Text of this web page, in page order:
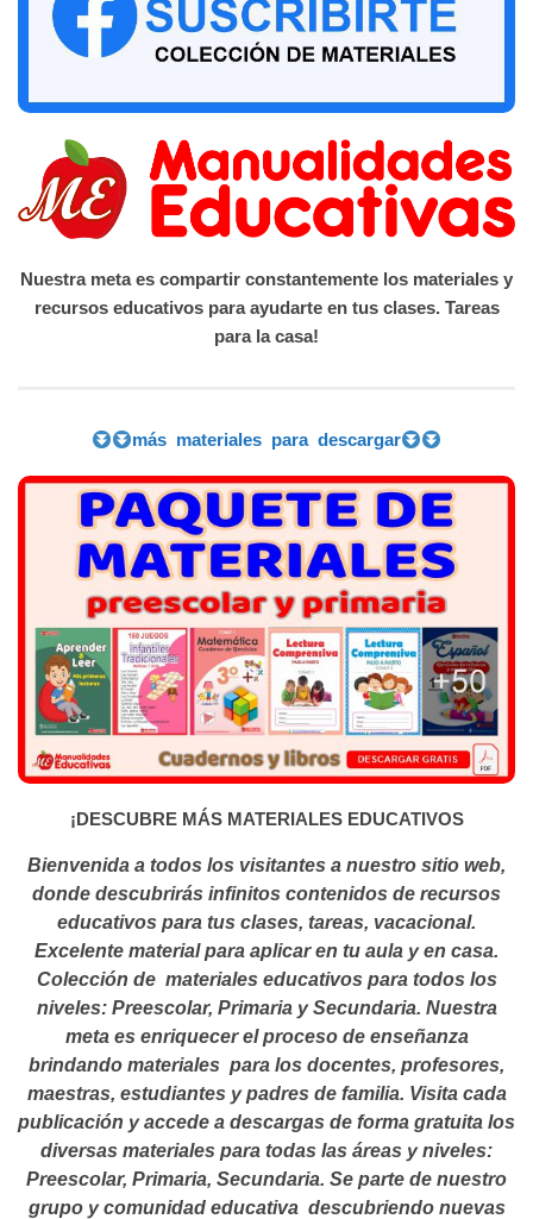
Nuestra meta es compartir constantemente los materiales y
recursos educativos para ayudarte en tus clases. Tareas
para la casa!
más materiales para descargar
¡DESCUBRE MÁS MATERIALES EDUCATIVOS
Bienvenida a todos los visitantes a nuestro sitio web,
donde descubrirás infinitos contenidos de recursos
educativos para tus clases, tareas, vacacional.
Excelente material para aplicar en tu aula y en casa.
Colección de materiales educativos para todos los
niveles: Preescolar, Primaria y Secundaria. Nuestra
meta es enriquecer el proceso de enseñanza
brindando materiales para los docentes, profesores,
maestras, estudiantes y padres de familia. Visita cada
publicación y accede a descargas de forma gratuita los
diversas materiales para todas las áreas y niveles:
Preescolar, Primaria, Secundaria. Se parte de nuestro
grupo y comunidad educativa descubriendo nuevas